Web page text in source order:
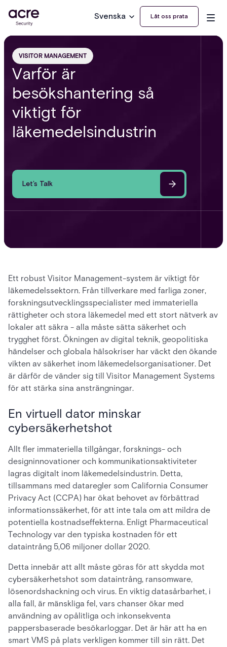
Svenska Låt oss prata
VISITOR MANAGEMENT
Varför är
besökshantering så
viktigt för
läkemedelsindustrin
Let’s Talk
Ett robust Visitor Management-system är viktigt för
läkemedelssektorn. Från tillverkare med farliga zoner,
forskningsutvecklingsspecialister med immateriella
rättigheter och stora läkemedel med ett stort nätverk av
lokaler att säkra - alla måste sätta säkerhet och
trygghet först. Ökningen av digital teknik, geopolitiska
händelser och globala hälsokriser har väckt den ökande
vikten av säkerhet inom läkemedelsorganisationer. Det
är därför de vänder sig till Visitor Management Systems
för att stärka sina ansträngningar.
En virtuell dator minskar
cybersäkerhetshot
Allt fler immateriella tillgångar, forsknings- och
designinnovationer och kommunikationsaktiviteter
lagras digitalt inom läkemedelsindustrin. Detta,
tillsammans med dataregler som California Consumer
Privacy Act (CCPA) har ökat behovet av förbättrad
informationssäkerhet, för att inte tala om att mildra de
potentiella kostnadseffekterna. Enligt Pharmaceutical
Technology var den typiska kostnaden för ett
dataintrång 5,06 miljoner dollar 2020.
Detta innebär att allt måste göras för att skydda mot
cybersäkerhetshot som dataintrång, ransomware,
lösenordshackning och virus. En viktig datasårbarhet, i
alla fall, är mänskliga fel, vars chanser ökar med
användning av opålitliga och inkonsekventa
pappersbaserade besökarloggar. Det är här att ha en
smart VMS på plats verkligen kommer till sin rätt. Det